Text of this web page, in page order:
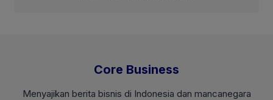
Core Business
Menyajikan berita bisnis di Indonesia dan mancanegara